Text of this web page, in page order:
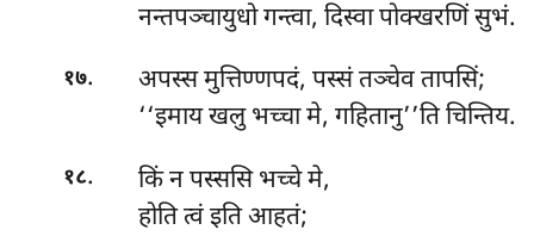
नन्तपञ्चायुधो गन्त्वा, दिस्वा पोक्खरणिं सुभं.
१७.
अपस्स मुत्तिण्णपदं, पस्सं तञ्चेव तापसिं;
‘‘इमाय खलु भच्चा मे, गहितानु’’ति चिन्तिय.
१८.
किं न पस्ससि भच्चे मे,
होति त्वं इति आहतं;